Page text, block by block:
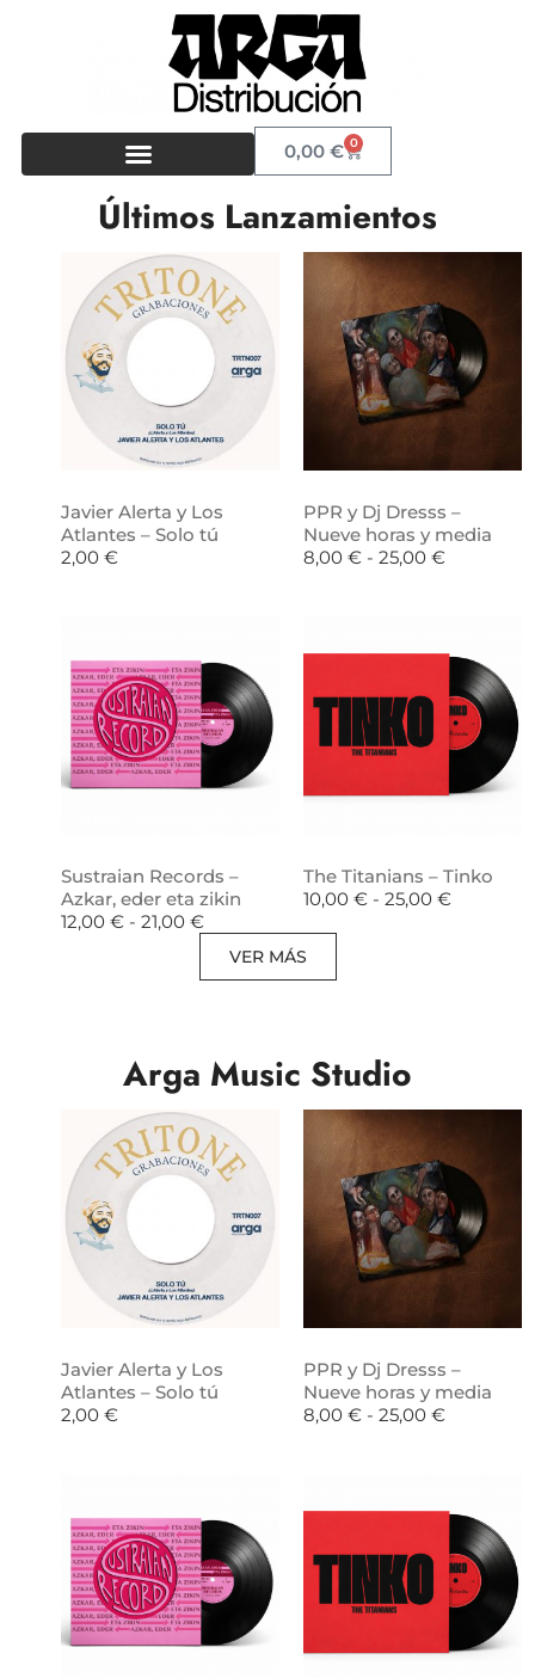
0,00€ 0
Últimos Lanzamientos
Javier Alerta y Los
Atlantes – Solo tú
2,00 €
PPR y Dj Dresss –
Nueve horas y media
8,00 € - 25,00 €
Sustraian Records –
Azkar, eder eta zikin
12,00 € - 21,00 €
The Titanians – Tinko
10,00 € - 25,00 €
VER MÁS
Arga Music Studio
Javier Alerta y Los
Atlantes – Solo tú
2,00 €
PPR y Dj Dresss –
Nueve horas y media
8,00 € - 25,00 €